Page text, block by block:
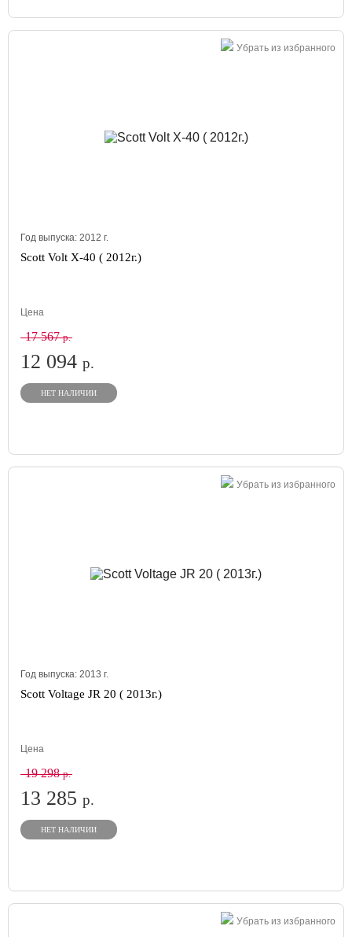
Убрать из избранного
Год выпуска: 2012 г.
Scott Volt X-40 ( 2012г.)
Цена
17 567р.
12 094 р.
НЕТ НАЛИЧИИ
Убрать из избранного
Год выпуска: 2013 г.
Scott Voltage JR 20 ( 2013г.)
Цена
19 298р.
13 285 р.
НЕТ НАЛИЧИИ
Убрать из избранного